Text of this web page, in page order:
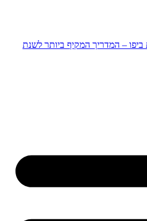
ביפו – המדריך המקיף ביותר לשנת